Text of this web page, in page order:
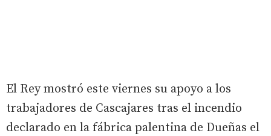
El Rey mostró este viernes su apoyo a los
trabajadores de Cascajares tras el incendio
declarado en la fábrica palentina de Dueñas el